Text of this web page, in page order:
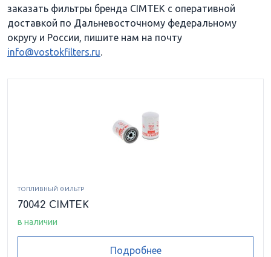
заказать фильтры бренда CIMTEK с оперативной
доставкой по Дальневосточному федеральному
округу и России, пишите нам на почту
info@vostokfilters.ru.
ТОПЛИВНЫЙ ФИЛЬТР
70042 CIMTEK
в наличии
Подробнее